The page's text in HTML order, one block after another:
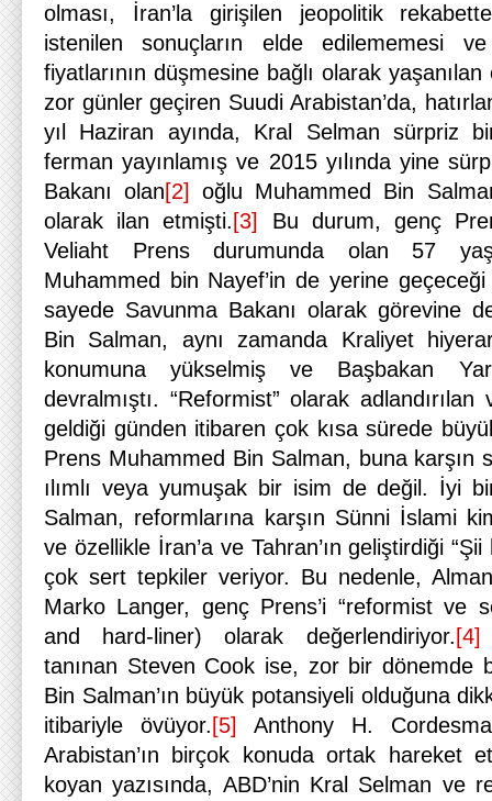
olması, İran’la girişilen jeopolitik
istenilen sonuçların elde edilememesi
fiyatlarının düşmesine bağlı olarak
zor günler geçiren Suudi Arabistan’da,
yıl Haziran ayında, Kral Selman sürpriz
ferman yayınlamış ve 2015 yılında yine
Bakanı olan[2]
oğlu Muhammed Bin
olarak ilan etmişti. [3]
Bu durum, genç
Veliaht Prens durumunda olan 57
Muhammed bin Nayef’in de yerine
sayede Savunma Bakanı olarak görevine
Bin Salman, aynı zamanda Kraliyet
konumuna yükselmiş ve Başbakan
devralmıştı. “Reformist” olarak
geldiği günden itibaren çok kısa sürede
Prens Muhammed Bin Salman, buna karşın
ılımlı veya yumuşak bir isim de değil. İyi
Salman, reformlarına karşın Sünni İslami
ve özellikle İran’a ve Tahran’ın geliştirdiği “Şii
çok sert tepkiler veriyor. Bu nedenle,
Marko Langer, genç Prens’i “reformist ve
and hard-liner) olarak değerlendiriyor. [4]
tanınan Steven Cook ise, zor bir dönemde
Bin Salman’ın büyük potansiyeli olduğuna
itibariyle övüyor. [5]
Anthony H.
Arabistan’ın birçok konuda ortak hareket
koyan yazısında, ABD’nin Kral Selman ve